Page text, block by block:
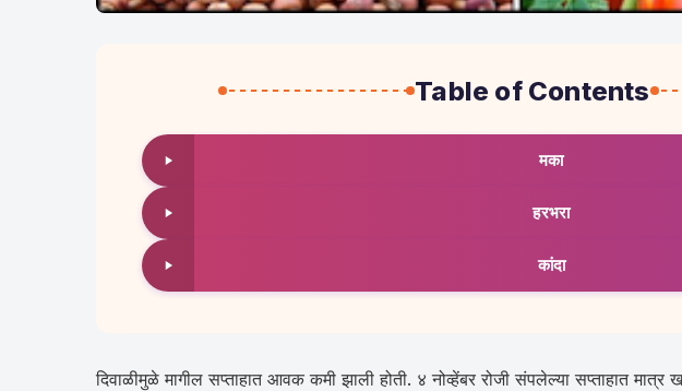
Table of Contents
मका
हरभरा
कांदा
दिवाळीमुळे मागील सप्ताहात आवक कमी झाली होती. ४ नोव्हेंबर रोजी संपलेल्या सप्ताहात मात्र